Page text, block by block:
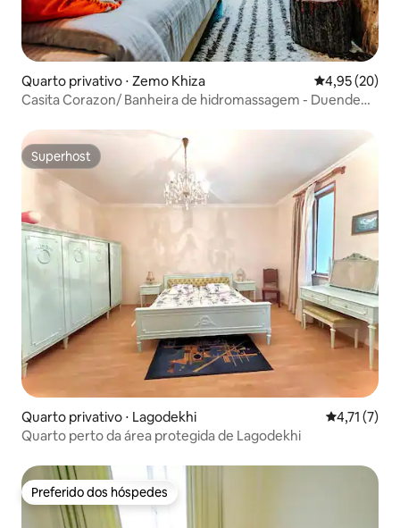
Quarto privativo ⋅ Zemo Khiza 4,95 de uma
4,95 (20)
Casita Corazon/ Banheira de hidromassagem - Duende
Superhost
Superhost
Quarto privativo ⋅ Lagodekhi 4,71 de
4,71 (7)
Quarto perto da área protegida de Lagodekhi
Preferido dos hóspedes
Preferido dos hóspedes